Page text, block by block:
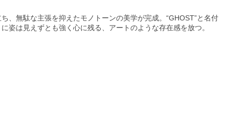
、無駄な主張を抑えたモノトーンの美学が完成。“GHOST”と名付
姿は見えずとも強く心に残る、アートのような存在感を放つ。